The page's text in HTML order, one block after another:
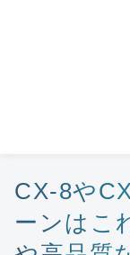
CX-8や
ーンはこ